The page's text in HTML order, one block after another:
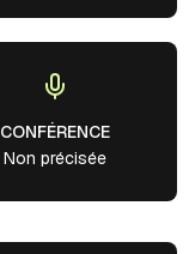
CONFÉRENCE
Non précisée